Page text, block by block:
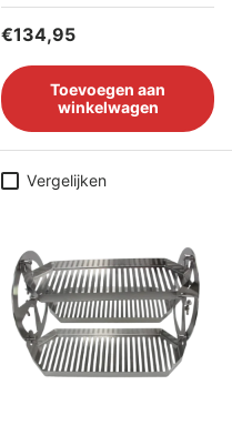
Reguliere prijs
€134,95
Toevoegen aan
winkelwagen
Vergelijken